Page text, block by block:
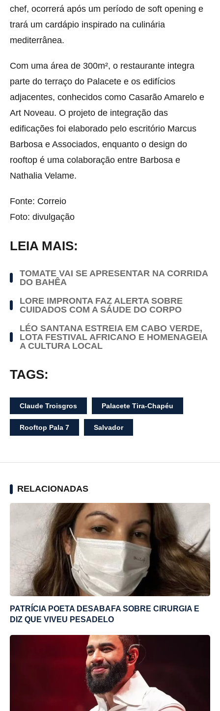
chef, ocorrerá após um período de soft opening e
trará um cardápio inspirado na culinária
mediterrânea.
Com uma área de 300m², o restaurante integra
parte do terraço do Palacete e os edifícios
adjacentes, conhecidos como Casarão Amarelo e
Art Noveau. O projeto de integração das
edificações foi elaborado pelo escritório Marcus
Barbosa e Associados, enquanto o design do
rooftop é uma colaboração entre Barbosa e
Nathalia Velame.
Fonte: Correio
Foto: divulgação
LEIA MAIS:
TOMATE VAI SE APRESENTAR NA CORRIDA
DO BAHÊA
LORE IMPRONTA FAZ ALERTA SOBRE
CUIDADOS COM A SÁUDE DO CORPO
LÉO SANTANA ESTREIA EM CABO VERDE,
LOTA FESTIVAL AFRICANO E HOMENAGEIA
A CULTURA LOCAL
TAGS:
Claude Troisgros Palacete Tira-Chapéu
Rooftop Pala 7 Salvador
RELACIONADAS
PATRÍCIA POETA DESABAFA SOBRE CIRURGIA E
DIZ QUE VIVEU PESADELO